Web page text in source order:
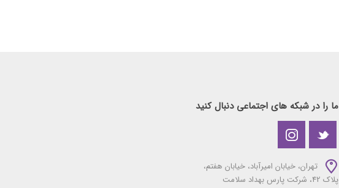
ما را در شبکه های اجتماعی دنبال کنید
تهران، خیابان امیرآباد، خیابان هفتم،
پلاک 42، شرکت پارس بهداد سلامت